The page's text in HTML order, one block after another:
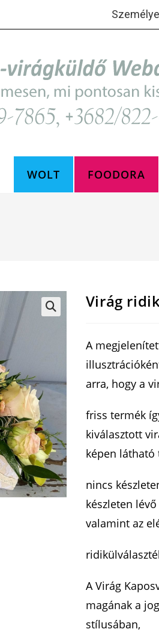
WOLT FOODORA
Virág
A
arra, hogy a
friss termék
kiválasztott
képen látható
nincs
készleten
valamint az
A Virág
magának a
stílusában,